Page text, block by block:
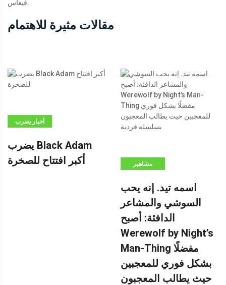
فيغاس.
مقالات مثيرة للاهتمام
أخبار يضرب
أكبر افتتاح
للصخرة -إعلان-
يضرب Black Adam
أكبر افتتاح للصخرة
مشاهير
اسمه تيد. إنه يحب
السوشي والمشاعر
الدافئة: أصبح
Werewolf by Night’s
Man-Thing مفضلًا
بشكل فوري للمعجبين
حيث يطالب المعجبون